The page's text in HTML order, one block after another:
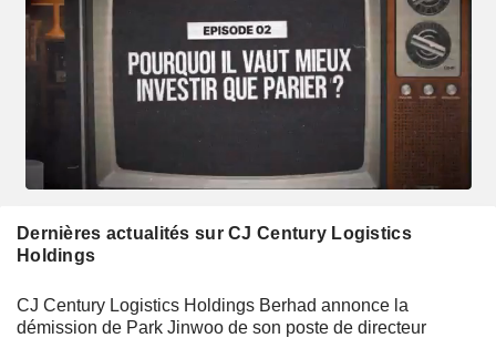
Dernières actualités sur CJ Century Logistics
Holdings
CJ Century Logistics Holdings Berhad annonce la
démission de Park Jinwoo de son poste de directeur